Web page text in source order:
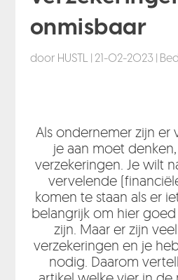
onmisbaar
door HUSTL | 21-02-2023 |
Als ondernemer zijn er
je aan moet
verzekeringen. Je wilt
vervelende
komen te staan als er
belangrijk om hier
zijn. Maar er zijn
verzekeringen en je
nodig. Daarom